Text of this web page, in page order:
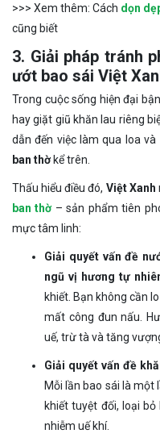
>>> Xem thêm: Cách dọn
cũng biết
3. Giải pháp tránh
ướt bao sái Việt
Trong cuộc sống hiện đại
hay giặt giũ khăn lau riêng
dẫn đến việc làm qua loa
ban thờkể trên.
Thấu hiểu điều đó, Việt Xanh
ban thờ– sản phẩm tiên
mực tâm linh:
Giải quyết vấn đề
ngũ vị hương tự
khiết. Bạn không cần
mất công đun nấu.
uế, trừ tà và tăng
Giải quyết vấn đề
Mỗi lần bao sái là
khiết tuyệt đối, loại
nhiễm uế khí.